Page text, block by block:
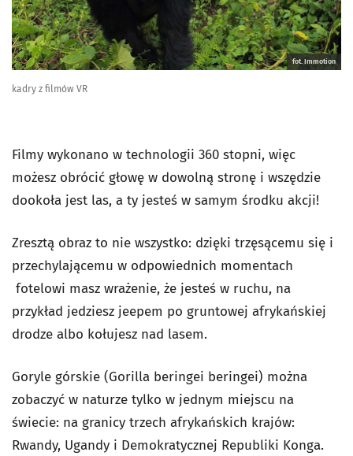
fot. Immotion
kadry z filmów VR
Filmy wykonano w technologii 360 stopni, więc
możesz obrócić głowę w dowolną stronę i wszędzie
dookoła jest las, a ty jesteś w samym środku akcji!
Zresztą obraz to nie wszystko: dzięki trzęsącemu się i
przechylającemu w odpowiednich momentach
fotelowi masz wrażenie, że jesteś w ruchu, na
przykład jedziesz jeepem po gruntowej afrykańskiej
drodze albo kołujesz nad lasem.
Goryle górskie (Gorilla beringei beringei) można
zobaczyć w naturze tylko w jednym miejscu na
świecie: na granicy trzech afrykańskich krajów:
Rwandy, Ugandy i Demokratycznej Republiki Konga.